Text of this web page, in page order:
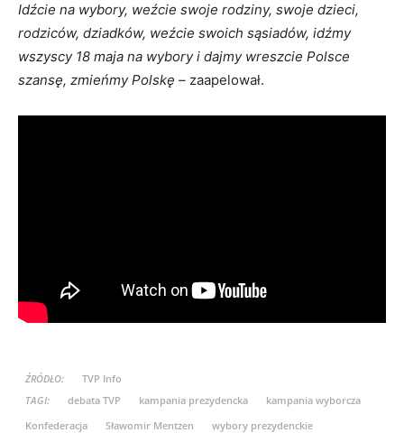
Idźcie na wybory, weźcie swoje rodziny, swoje dzieci,
rodziców, dziadków, weźcie swoich sąsiadów, idźmy
wszyscy 18 maja na wybory i dajmy wreszcie Polsce
szansę, zmieńmy Polskę – zaapelował.
ŹRÓDŁO:
TVP Info
TAGI:
debata TVP kampania prezydencka
kampania wyborcza
Konfederacja
Sławomir Mentzen
wybory prezydenckie